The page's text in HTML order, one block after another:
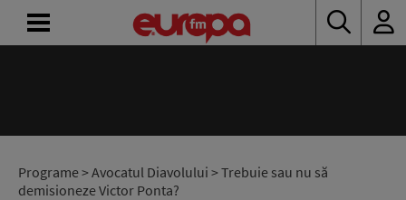
Programe> Avocatul Diavolului > Trebuie sau nu să
demisioneze Victor Ponta?
RADIO